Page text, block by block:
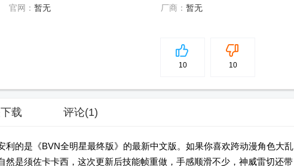
官网： 暂无 厂商： 暂无
5
10 10
载 评论(1)
利的是《BVN全明星最终版》的最新中文版。如果你喜欢跨动漫角色大乱
是须佐卡卡西，这次更新后技能帧重做，手感顺滑不少，神威雷切还带